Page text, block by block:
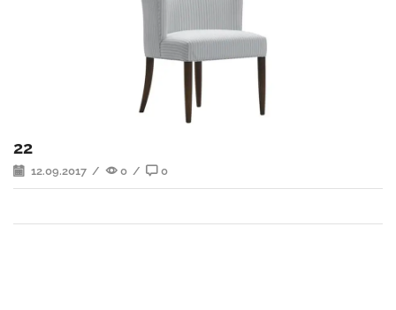
22
12.09.2017 / 0 / 0